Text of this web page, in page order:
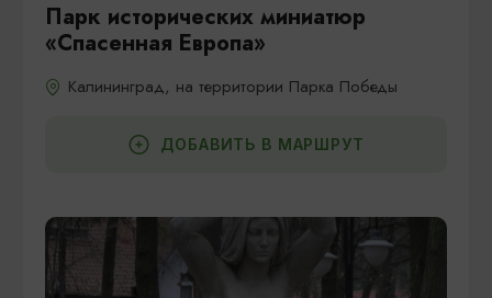
Парк исторических миниатюр
«Спасенная Европа»
Калининград, на территории Парка Победы
ДОБАВИТЬ В МАРШРУТ